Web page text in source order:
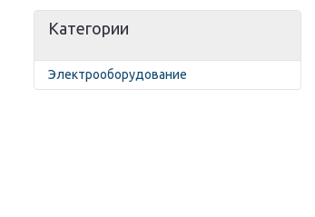
Категории
Электрооборудование